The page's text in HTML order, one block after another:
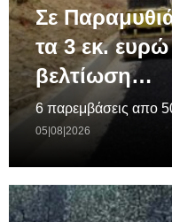
Σε
τα 3 εκ. ευρώ
βελτίωση…
6 παρεμβάσεις απο
05|08|2026